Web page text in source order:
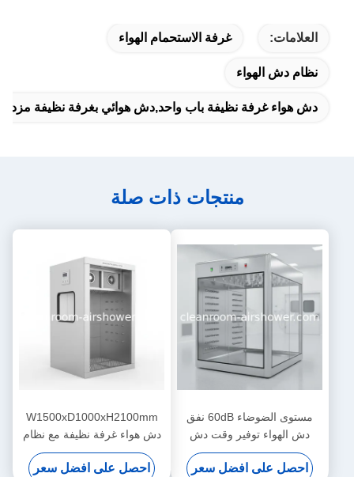
العلامات: غرفة الاستحمام الهواء
نظام دش الهواء
دش هواء غرفة نظيفة باب واحد,دش هوائي بغرفة نظيفة مزدوجة
منتجات ذات صلة
مستوى الضوضاء 60dB نفق
دش الهواء توفير وقت دش
الهواء 0-99s لإزالة الغبار الفعالة
وإدارة دخول الغرفة النظيفة
احصل على افضل سعر
W1500xD1000xH2100mm
دش هواء غرفة نظيفة مع نظام
تحكم ميكرو كمبيوتر ومرشح
HEPA يوفر إزالة الجسيمات في
احصل على افضل سعر